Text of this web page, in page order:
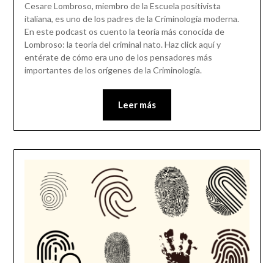
Cesare Lombroso, miembro de la Escuela positivista
italiana, es uno de los padres de la Criminología moderna.
En este podcast os cuento la teoría más conocida de
Lombroso: la teoría del criminal nato. Haz click aquí y
entérate de cómo era uno de los pensadores más
importantes de los orígenes de la Criminología.
Leer más